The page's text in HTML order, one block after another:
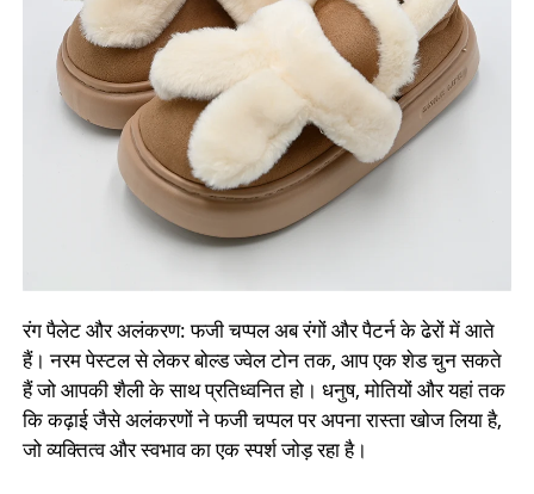
रंग पैलेट और अलंकरण: फजी चप्पल अब रंगों और पैटर्न के ढेरों में आते
हैं। नरम पेस्टल से लेकर बोल्ड ज्वेल टोन तक, आप एक शेड चुन सकते
हैं जो आपकी शैली के साथ प्रतिध्वनित हो। धनुष, मोतियों और यहां तक ​​
कि कढ़ाई जैसे अलंकरणों ने फजी चप्पल पर अपना रास्ता खोज लिया है,
जो व्यक्तित्व और स्वभाव का एक स्पर्श जोड़ रहा है।